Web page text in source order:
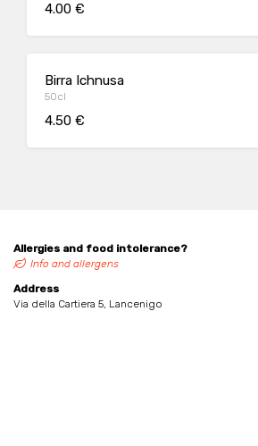
4.00 €
Birra Ichnusa
50cl
4.50 €
Allergies and food intolerance?
Info and allergens
Address
Via della Cartiera 5, Lancenigo